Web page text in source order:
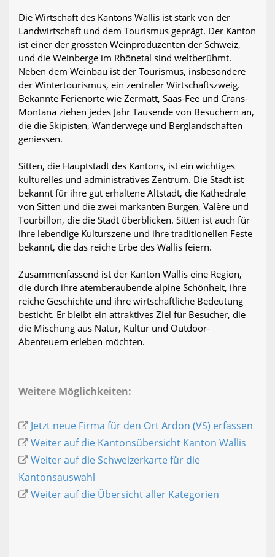
Die Wirtschaft des Kantons Wallis ist stark von der
Landwirtschaft und dem Tourismus geprägt. Der Kanton
ist einer der grössten Weinproduzenten der Schweiz,
und die Weinberge im Rhônetal sind weltberühmt.
Neben dem Weinbau ist der Tourismus, insbesondere
der Wintertourismus, ein zentraler Wirtschaftszweig.
Bekannte Ferienorte wie Zermatt, Saas-Fee und Crans-
Montana ziehen jedes Jahr Tausende von Besuchern an,
die die Skipisten, Wanderwege und Berglandschaften
geniessen.
Sitten, die Hauptstadt des Kantons, ist ein wichtiges
kulturelles und administratives Zentrum. Die Stadt ist
bekannt für ihre gut erhaltene Altstadt, die Kathedrale
von Sitten und die zwei markanten Burgen, Valère und
Tourbillon, die die Stadt überblicken. Sitten ist auch für
ihre lebendige Kulturszene und ihre traditionellen Feste
bekannt, die das reiche Erbe des Wallis feiern.
Zusammenfassend ist der Kanton Wallis eine Region,
die durch ihre atemberaubende alpine Schönheit, ihre
reiche Geschichte und ihre wirtschaftliche Bedeutung
besticht. Er bleibt ein attraktives Ziel für Besucher, die
die Mischung aus Natur, Kultur und Outdoor-
Abenteuern erleben möchten.
Weitere Möglichkeiten:
Jetzt neue Firma für den Ort Ardon (VS) erfassen
Weiter auf die Kantonsübersicht Kanton Wallis
Weiter auf die Schweizerkarte für die
Kantonsauswahl
Weiter auf die Übersicht aller Kategorien